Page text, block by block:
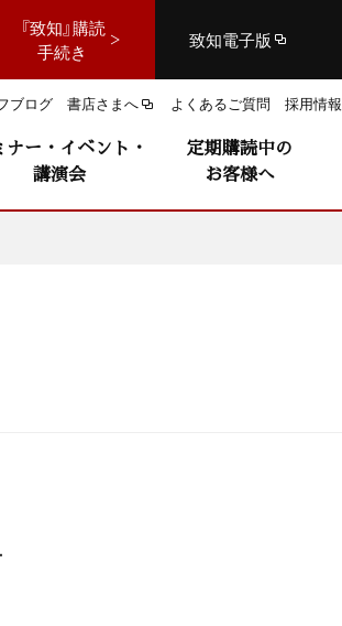
『致知』購読
手続き
致知電子版
ブログ 書店さまへ よくあるご質問 採用情報
ナー・イベント・
講演会
定期購読中の
お客様へ